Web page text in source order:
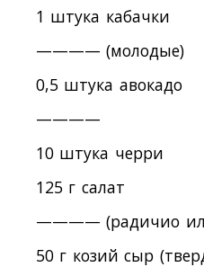
1 штука кабачки
———— (молодые)
0,5 штука авокадо
————
10 штука черри
125 г салат
———— (радичио
50 г козий сыр